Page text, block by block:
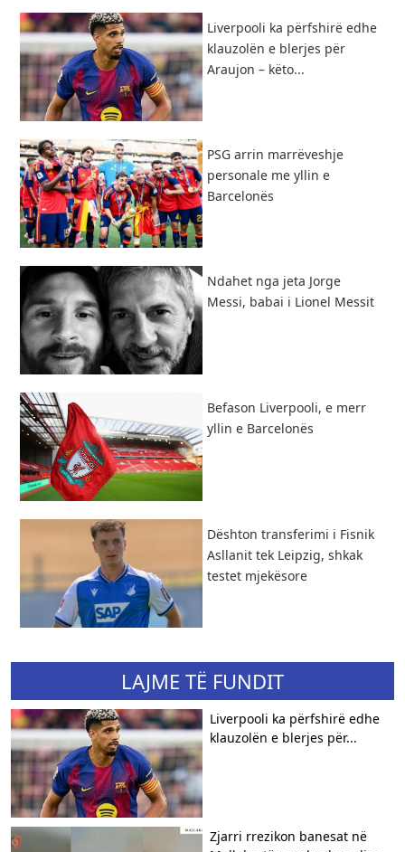
Liverpooli ka përfshirë edhe
klauzolën e blerjes për
Araujon – këto...
PSG arrin marrëveshje
personale me yllin e
Barcelonës
Ndahet nga jeta Jorge
Messi, babai i Lionel Messit
Befason Liverpooli, e merr
yllin e Barcelonës
Dështon transferimi i Fisnik
Asllanit tek Leipzig, shkak
testet mjekësore
LAJME TË FUNDIT
Liverpooli ka përfshirë edhe
klauzolën e blerjes për...
Zjarri rrezikon banesat në